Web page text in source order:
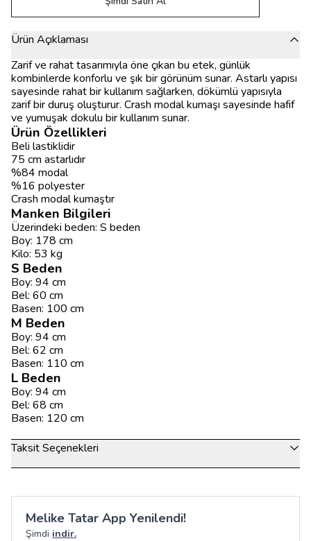
Ürün Açıklaması
Zarif ve rahat tasarımıyla öne çıkan bu etek, günlük
kombinlerde konforlu ve şık bir görünüm sunar. Astarlı yapısı
sayesinde rahat bir kullanım sağlarken, dökümlü yapısıyla
zarif bir duruş oluşturur. Crash modal kumaşı sayesinde hafif
ve yumuşak dokulu bir kullanım sunar.
Ürün Özellikleri
Beli lastiklidir
75 cm astarlıdır
%84 modal
%16 polyester
Crash modal kumaştır
Manken Bilgileri
Üzerindeki beden: S beden
Boy: 178 cm
Kilo: 53 kg
S Beden
Boy: 94 cm
Bel: 60 cm
Basen: 100 cm
M Beden
Boy: 94 cm
Bel: 62 cm
Basen: 110 cm
L Beden
Boy: 94 cm
Bel: 68 cm
Basen: 120 cm
Taksit Seçenekleri
Melike Tatar App Yenilendi!
Şimdi indir.